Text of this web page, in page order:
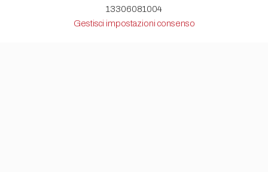
13306081004
Gestisci impostazioni consenso